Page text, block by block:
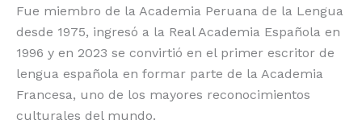
Fue miembro de la Academia Peruana de la Lengua
desde 1975, ingresó a la Real Academia Española en
1996 y en 2023 se convirtió en el primer escritor de
lengua española en formar parte de la Academia
Francesa, uno de los mayores reconocimientos
culturales del mundo.